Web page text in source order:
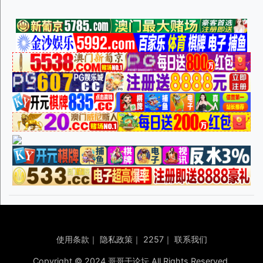
使用条款 ｜ 隐私政策｜ 2257｜ 联系我们
Copyright © 2024 哥哥干论坛 All Rights Reserved.